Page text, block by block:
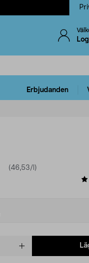
Erbjudanden
(46,53/l)